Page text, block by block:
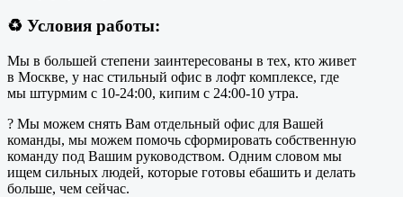
♻️ Условия работы:
Мы в большей степени заинтересованы в тех, кто живет
в Москве, у нас стильный офис в лофт комплексе, где
мы штурмим с 10-24:00, кипим с 24:00-10 утра.
? Мы можем снять Вам отдельный офис для Вашей
команды, мы можем помочь сформировать собственную
команду под Вашим руководством. Одним словом мы
ищем сильных людей, которые готовы ебашить и делать
больше, чем сейчас.